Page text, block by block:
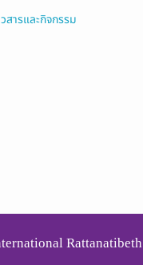
สารและกิจกรรม
Rattanatibeth